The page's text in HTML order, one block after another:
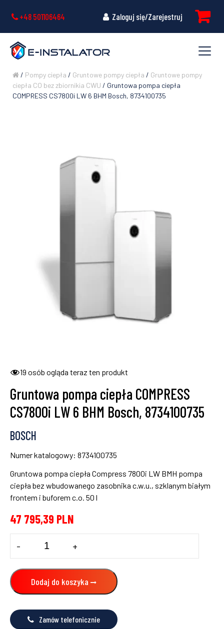
+48 501106464 Zaloguj się/Zarejestruj
/ Pompy ciepła / Gruntowe pompy ciepła / Gruntowe pompy
ciepła CO bez zbiornikia CWU / Gruntowa pompa ciepła
COMPRESS CS7800i LW 6 BHM Bosch, 8734100735
19 osób ogląda teraz ten produkt
Gruntowa pompa ciepła COMPRESS
CS7800i LW 6 BHM Bosch, 8734100735
BOSCH
Numer katalogowy: 8734100735
Gruntowa pompa ciepła Compress 7800i LW BMH pompa
ciepła bez wbudowanego zasobnika c.w.u., szklanym białym
frontem i buforem c.o. 50 l
47 795,39 PLN
Gruntowa
pompa
ciepła
COMPRESS
CS7800i
LW
BHM
Bosch,
- +
Dodaj do koszyka
Zamów telefonicznie